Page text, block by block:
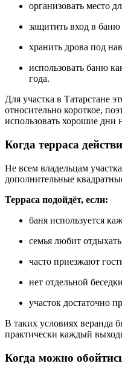
организовать место
защитить вход в
хранить дрова под
использовать баню
года.
Для участка в Татарстане
относительно короткое,
использовать хорошие дни
Когда терраса
Не всем владельцам
дополнительные
Терраса подойдёт, если:
баня используется
семья любит отдыхать
часто приезжают
нет отдельной
участок достаточно
В таких условиях веранда
практически каждый
Когда можно